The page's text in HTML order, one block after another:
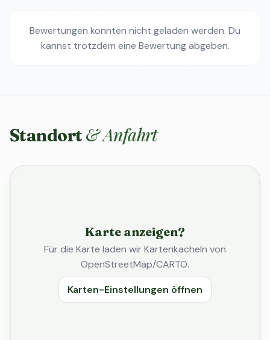
Bewertungen konnten nicht geladen werden. Du
kannst trotzdem eine Bewertung abgeben.
Standort & Anfahrt
Karte anzeigen?
Für die Karte laden wir Kartenkacheln von
OpenStreetMap/CARTO.
Karten-Einstellungen öffnen